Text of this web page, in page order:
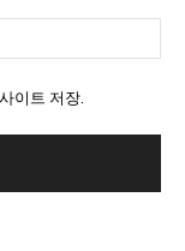
일
사
:
이트 저장.